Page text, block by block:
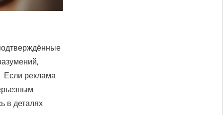
Если реклама
в деталях